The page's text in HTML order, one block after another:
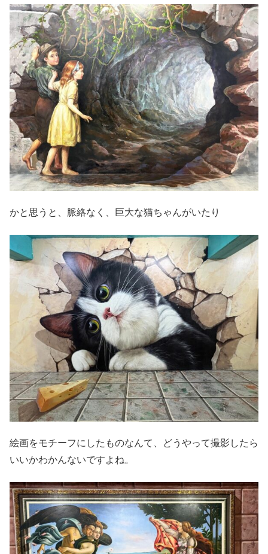
かと思うと、脈絡なく、巨大な猫ちゃんがいたり
絵画をモチーフにしたものなんて、どうやって撮影したら
いいかわかんないですよね。